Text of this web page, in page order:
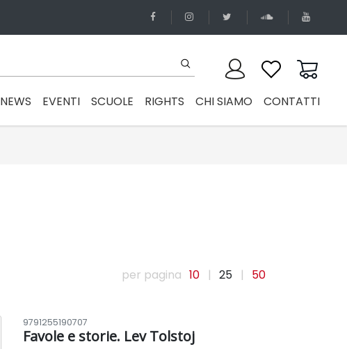
NEWS EVENTI SCUOLE RIGHTS CHI SIAMO CONTATTI
per pagina 10 | 25 | 50
9791255190707
Favole e storie. Lev Tolstoj